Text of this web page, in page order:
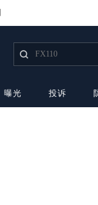
曝光 投诉